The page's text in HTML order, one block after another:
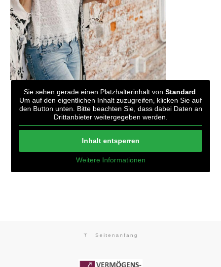
Sie sehen gerade einen Platzhalterinhalt von Standard.
Um auf den eigentlichen Inhalt zuzugreifen, klicken Sie auf
den Button unten. Bitte beachten Sie, dass dabei Daten an
Drittanbieter weitergegeben werden.
Inhalt entsperren
Weitere Informationen
Seitenanfang